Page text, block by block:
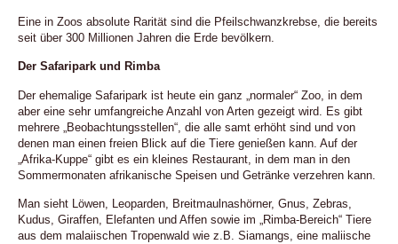
Eine in Zoos absolute Rarität sind die Pfeilschwanzkrebse, die bereits
seit über 300 Millionen Jahren die Erde bevölkern.
Der Safaripark und Rimba
Der ehemalige Safaripark ist heute ein ganz „normaler“ Zoo, in dem
aber eine sehr umfangreiche Anzahl von Arten gezeigt wird. Es gibt
mehrere „Beobachtungsstellen“, die alle samt erhöht sind und von
denen man einen freien Blick auf die Tiere genießen kann. Auf der
„Afrika-Kuppe“ gibt es ein kleines Restaurant, in dem man in den
Sommermonaten afrikanische Speisen und Getränke verzehren kann.
Man sieht Löwen, Leoparden, Breitmaulnashörner, Gnus, Zebras,
Kudus, Giraffen, Elefanten und Affen sowie im „Rimba-Bereich“ Tiere
aus dem malaiischen Tropenwald wie z.B. Siamangs, eine maliische